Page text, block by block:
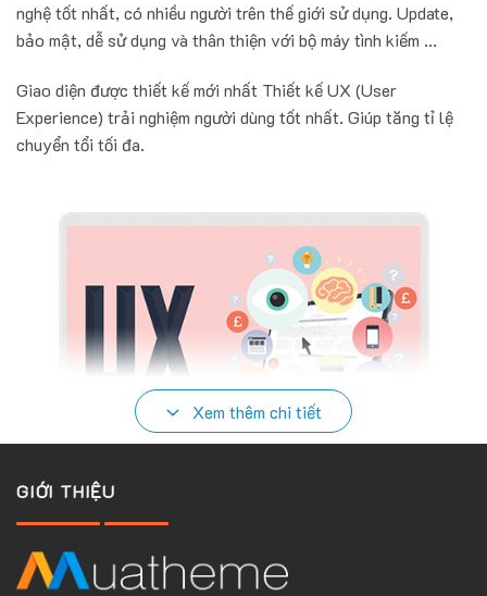
nghệ tốt nhất, có nhiều người trên thế giới sử dụng. Update,
bảo mật, dễ sử dụng và thân thiện với bộ máy tình kiếm ...
Giao diện được thiết kế mới nhất Thiết kế UX (User
Experience) trải nghiệm người dùng tốt nhất. Giúp tăng tỉ lệ
chuyển tổi tối đa.
HỖ TRỢ TẤT CẢ CÁC THIẾT BỊ DI ĐỘNG
Hiện nay người dùng mobile để tìm hiểu sản phẩm, mua hàng
online trở nên phổ biến thì không có lý do gì website bạn lại
Xem thêm chi tiết
GIỚI THIỆU